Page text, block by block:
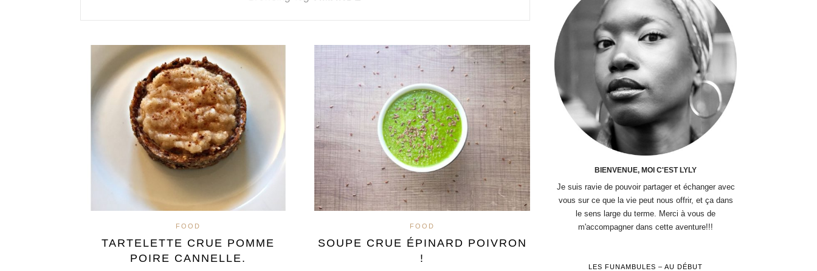
FOOD
TARTELETTE CRUE POMME
POIRE CANNELLE.
FOOD
SOUPE CRUE ÉPINARD POIVRON
!
BIENVENUE, MOI C'EST LYLY
Je suis ravie de pouvoir partager et échanger avec
vous sur ce que la vie peut nous offrir, et ça dans
le sens large du terme. Merci à vous de
m'accompagner dans cette aventure!!!
LES FUNAMBULES – AU DÉBUT